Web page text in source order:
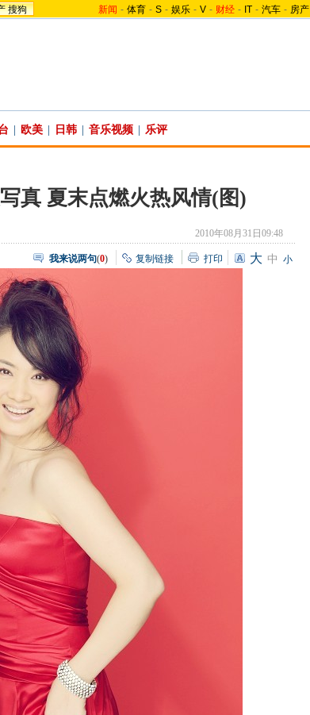
搜狗 新闻 - 体育 - S - 娱乐 - V - 财经 - IT - 汽车 - 房产
欧美 日韩 音乐视频 乐评
真 夏末点燃火热风情(图)
2010年08月31日09:48
我来说两句(0) 复制链接 打印 大 中 小